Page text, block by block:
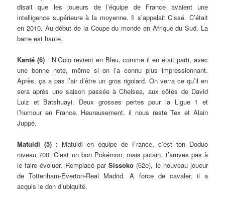
disait que les joueurs de l’équipe de France avaient une
intelligence supérieure à la moyenne. Il s’appelait Cissé. C’était
en 2010. Au début de la Coupe du monde en Afrique du Sud. La
barre est haute.
Kanté (6): N’Golo revient en Bleu, comme il en était parti, avec
une bonne note, même si on l’a connu plus impressionnant.
Après, ça a pas l’air d’être un gros rigolard. On verra ce qu’il en
sera après une saison passée à Chelsea, aux côtés de David
Luiz et Batshuayi. Deux grosses pertes pour la Ligue 1 et
l’humour en France. Heureusement, il nous reste Tex et Alain
Juppé.
Matuidi (5) : Matuidi en équipe de France, c’est ton Doduo
niveau 700. C’est un bon Pokémon, mais putain, t’arrives pas à
le faire évoluer. Remplacé parSissoko (62e), le nouveau joueur
de Tottenham-Everton-Real Madrid. A force de cavaler, il a
acquis le don d’ubiquité.